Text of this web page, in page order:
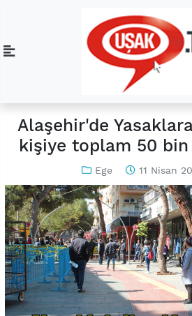
Alaşehir'de
kişiye toplam 50 bin
Ege 11 Nisan